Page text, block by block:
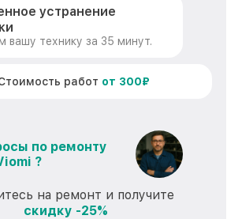
устранение
вашу технику за 35 минут.
работ от 300₽
по ремонту
?
на ремонт и получите
скидку -25%